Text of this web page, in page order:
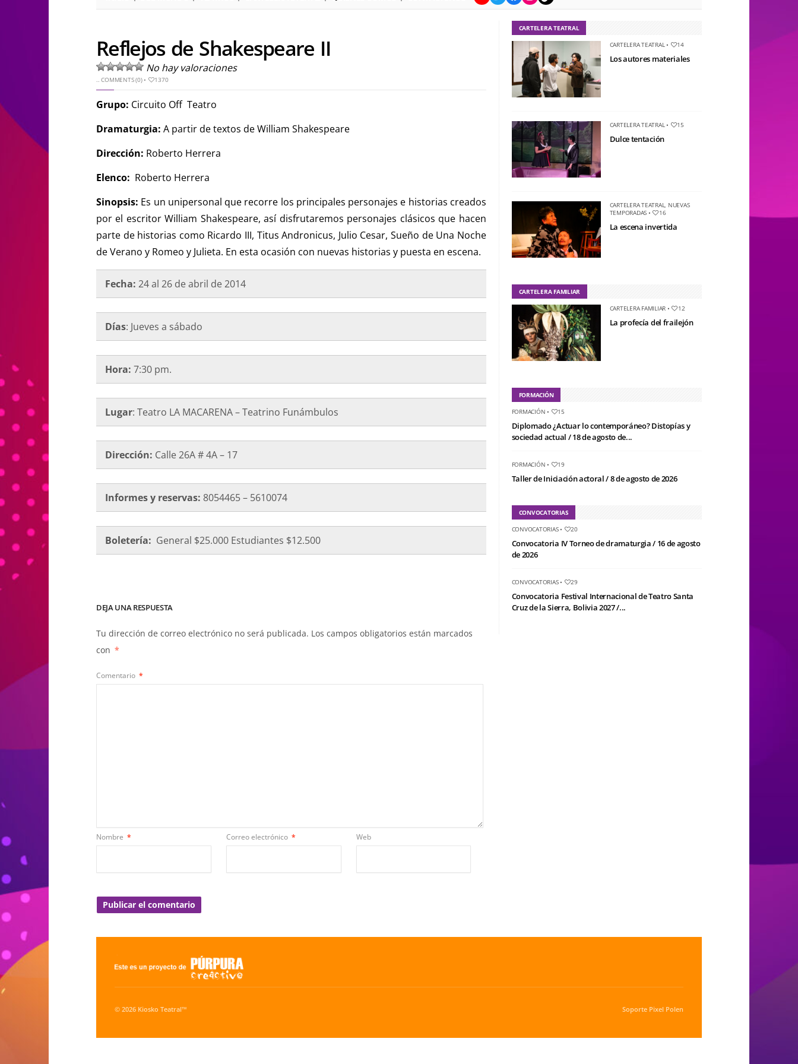
Reflejos de Shakespeare II
No hay valoraciones
..COMMENTS (0)• 1370
Grupo: Circuito Off Teatro
Dramaturgia: A partir de textos de William Shakespeare
Dirección: Roberto Herrera
Elenco: Roberto Herrera
Sinopsis: Es un unipersonal que recorre los principales personajes e historias creados
por el escritor William Shakespeare, así disfrutaremos personajes clásicos que hacen
parte de historias como Ricardo III, Titus Andronicus, Julio Cesar, Sueño de Una Noche
de Verano y Romeo y Julieta. En esta ocasión con nuevas historias y puesta en escena.
Fecha: 24 al 26 de abril de 2014
Días: Jueves a sábado
Hora: 7:30 pm.
Lugar: Teatro LA MACARENA – Teatrino Funámbulos
Dirección: Calle 26A # 4A – 17
Informes y reservas: 8054465 – 5610074
Boletería: General $25.000 Estudiantes $12.500
DEJA UNA RESPUESTA
Tu dirección de correo electrónico no será publicada. Los campos obligatorios están marcados
con *
Comentario *
Nombre * Correo electrónico * Web
CARTELERA TEATRAL
CARTELERA TEATRAL• 14
Los autores materiales
CARTELERA TEATRAL• 15
Dulce tentación
CARTELERA TEATRAL, NUEVAS
TEMPORADAS • 16
La escena invertida
CARTELERA FAMILIAR
CARTELERA FAMILIAR • 12
La profecía del frailejón
FORMACIÓN
FORMACIÓN • 15
Diplomado ¿Actuar lo contemporáneo? Distopías y
sociedad actual / 18 de agosto de...
FORMACIÓN • 19
Taller de Iniciación actoral / 8 de agosto de 2026
CONVOCATORIAS
CONVOCATORIAS• 20
Convocatoria IV Torneo de dramaturgia / 16 de agosto
de 2026
CONVOCATORIAS• 29
Convocatoria Festival Internacional de Teatro Santa
Cruz de la Sierra, Bolivia 2027 /...
© 2026 Kiosko Teatral™ Soporte Pixel Polen